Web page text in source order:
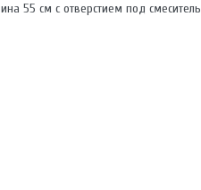
55 см с отверстием под смеситель